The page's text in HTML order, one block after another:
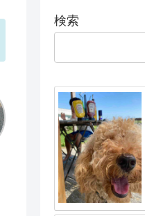
検索